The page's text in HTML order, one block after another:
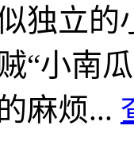
独立的
“小南
麻烦...